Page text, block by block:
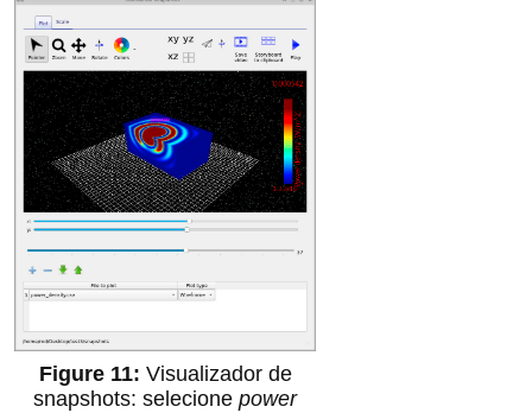
Visualizador de
snapshots: selecionepower